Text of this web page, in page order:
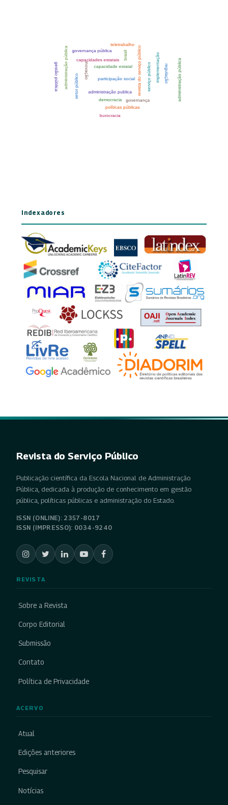
Indexadores
Revista do Serviço Público
Publicação científica da Escola Nacional de Administração
Pública, dedicada à produção de conhecimento em gestão
pública, políticas públicas e administração do Estado.
ISSN (ONLINE): 2357-8017
ISSN (IMPRESSO): 0034-9240
REVISTA
Sobre a Revista
Corpo Editorial
Submissão
Contato
Política de Privacidade
ACERVO
Atual
Edições anteriores
Pesquisar
Notícias